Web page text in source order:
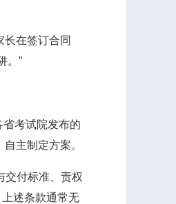
在签订合同
。”
考试院发布的
主制定方案。
付标准、责权
述条款通常无